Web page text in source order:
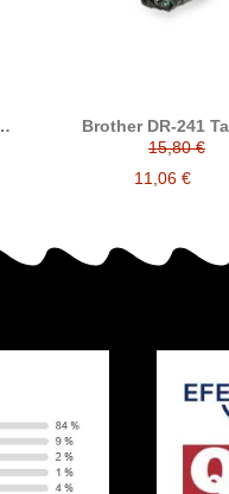
Brother DR-241
compatible
15,80 €
11,06 €